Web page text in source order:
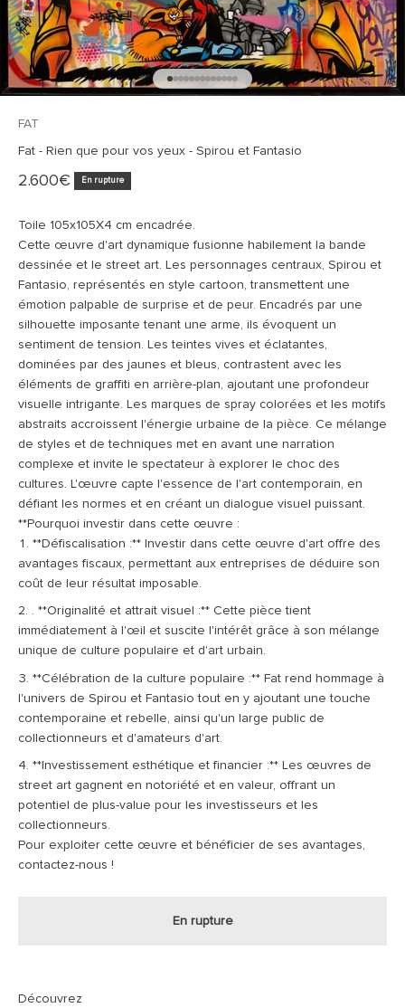
Aller à l'élément 1
Aller à l'élément 2
Aller à l'élément 3
Aller à l'élément 4
Aller à l'élément 5
Aller à l'élément 6
Aller à l'élément 7
Aller à l'élément 8
Aller à l'élément 9
Aller à l'élément 10
Aller à l'élément 11
Aller à l'élément 12
Aller à l'élément 13
FAT
Fat - Rien que pour vos yeux - Spirou et Fantasio
Prix de vente
2.600€ En rupture
Toile 105x105X4 cm encadrée.
Cette œuvre d'art dynamique fusionne habilement la bande
dessinée et le street art. Les personnages centraux, Spirou et
Fantasio, représentés en style cartoon, transmettent une
émotion palpable de surprise et de peur. Encadrés par une
silhouette imposante tenant une arme, ils évoquent un
sentiment de tension. Les teintes vives et éclatantes,
dominées par des jaunes et bleus, contrastent avec les
éléments de graffiti en arrière-plan, ajoutant une profondeur
visuelle intrigante. Les marques de spray colorées et les motifs
abstraits accroissent l'énergie urbaine de la pièce. Ce mélange
de styles et de techniques met en avant une narration
complexe et invite le spectateur à explorer le choc des
cultures. L'œuvre capte l'essence de l'art contemporain, en
défiant les normes et en créant un dialogue visuel puissant.
**Pourquoi investir dans cette œuvre :
**Défiscalisation :** Investir dans cette œuvre d'art offre des
avantages fiscaux, permettant aux entreprises de déduire son
coût de leur résultat imposable.
. **Originalité et attrait visuel :** Cette pièce tient
immédiatement à l'œil et suscite l'intérêt grâce à son mélange
unique de culture populaire et d'art urbain.
**Célébration de la culture populaire :** Fat rend hommage à
l'univers de Spirou et Fantasio tout en y ajoutant une touche
contemporaine et rebelle, ainsi qu'un large public de
collectionneurs et d'amateurs d'art.
**Investissement esthétique et financier :** Les œuvres de
street art gagnent en notoriété et en valeur, offrant un
potentiel de plus-value pour les investisseurs et les
collectionneurs.
Pour exploiter cette œuvre et bénéficier de ses avantages,
contactez-nous !
En rupture